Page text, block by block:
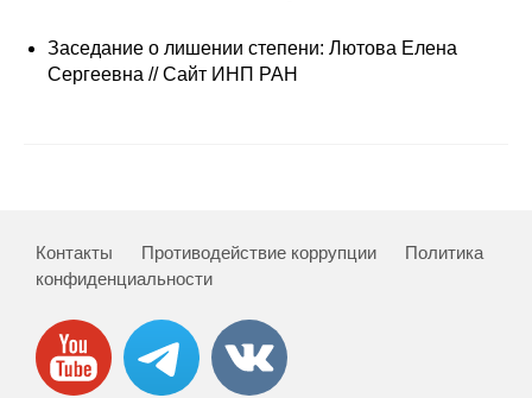
Сотрудники
Материалы для СМИ
Публикации
Научная жизнь
Заседание о лишении степени: Лютова Елена
Сергеевна // Сайт ИНП РАН
Контакты Противодействие коррупции
Политика
конфиденциальности